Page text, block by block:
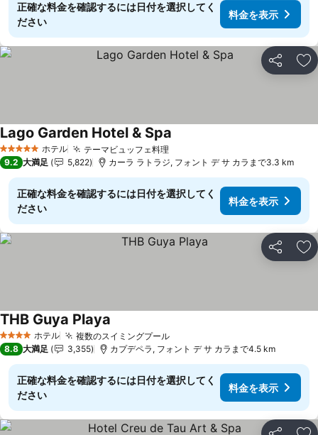
正確な料金を確認するには日付を選択してく
ださい
料金を表示
シェア お
5 ホテルのランク
ホテル テーマビュッフェ料理料金を表示
Lago Garden Hotel & Spa
9.2 大満足 5,822 カーラ ラトラジ, フォント デ サ カラまで3.3 km
正確な料金を確認するには日付を選択してく
ださい
料金を表示
シェア お
4 ホテルのランク
ホテル 複数のスイミングプール料金を表示
THB Guya Playa
8.8 大満足 3,355 カプデペラ, フォント デ サ カラまで4.5 km
正確な料金を確認するには日付を選択してく
ださい
料金を表示